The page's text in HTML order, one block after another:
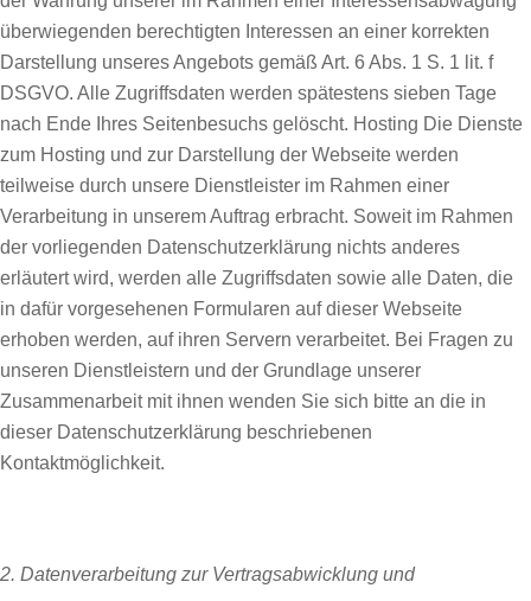
überwiegenden berechtigten Interessen an einer korrekten
Darstellung unseres Angebots gemäß Art. 6 Abs. 1 S. 1 lit. f
DSGVO. Alle Zugriffsdaten werden spätestens sieben Tage
nach Ende Ihres Seitenbesuchs gelöscht. Hosting Die Dienste
zum Hosting und zur Darstellung der Webseite werden
teilweise durch unsere Dienstleister im Rahmen einer
Verarbeitung in unserem Auftrag erbracht. Soweit im Rahmen
der vorliegenden Datenschutzerklärung nichts anderes
erläutert wird, werden alle Zugriffsdaten sowie alle Daten, die
in dafür vorgesehenen Formularen auf dieser Webseite
erhoben werden, auf ihren Servern verarbeitet. Bei Fragen zu
unseren Dienstleistern und der Grundlage unserer
Zusammenarbeit mit ihnen wenden Sie sich bitte an die in
dieser Datenschutzerklärung beschriebenen
Kontaktmöglichkeit.
2. Datenverarbeitung zur Vertragsabwicklung und